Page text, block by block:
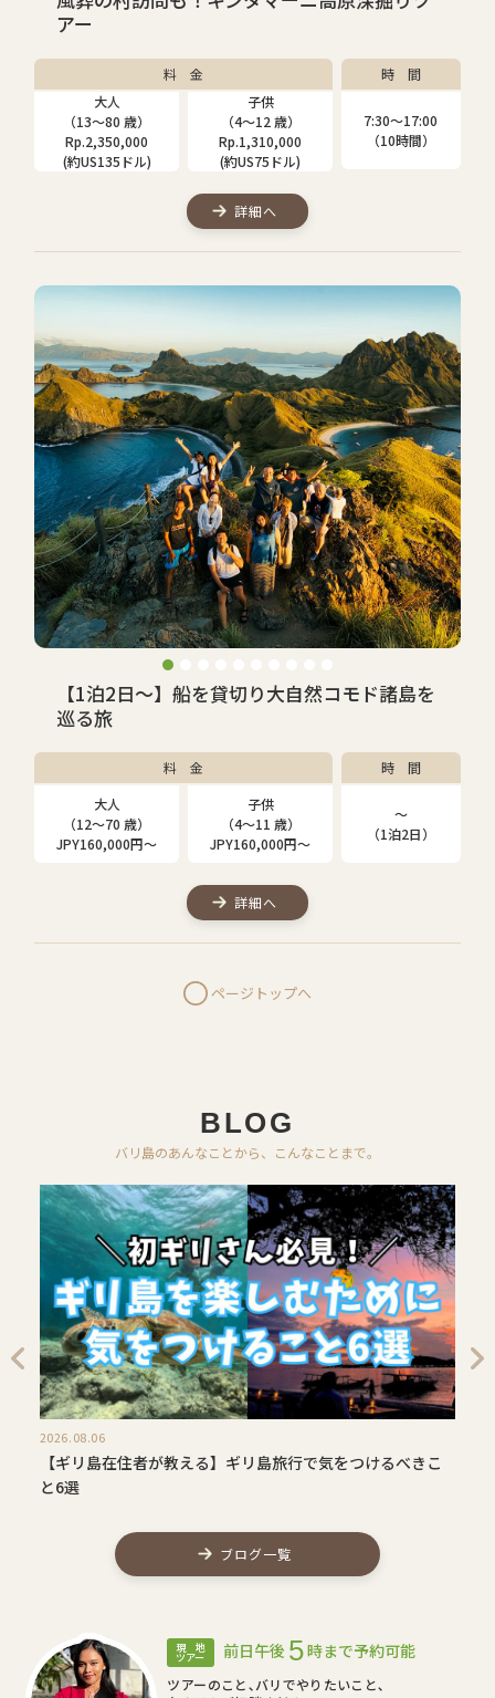
アー
料 金
大人
（13～80 歳）
Rp.2,350,000
(約US135ドル)
子供
（4～12 歳）
Rp.1,310,000
(約US75ドル)
時 間
7:30〜17:00
（10時間）
詳細へ
【1泊2日～】船を貸切り大自然コモド諸島を
巡る旅
料 金
大人
（12～70 歳）
JPY160,000円〜
子供
（4～11 歳）
JPY160,000円〜
時 間
〜
（1泊2日）
詳細へ
ページトップへ
BLOG
バリ島のあんなことから、こんなことまで。
2026.08.06
【ギリ島在住者が教える】ギリ島旅行で気をつけるべきこ
と6選
ブログ一覧
現 地
ツアー 前日午後 5時まで予約可能
ツアーのこと､バリでやりたいこと､